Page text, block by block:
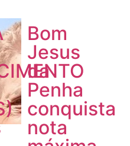
Bom
Jesus
da
Penha
conquista
nota